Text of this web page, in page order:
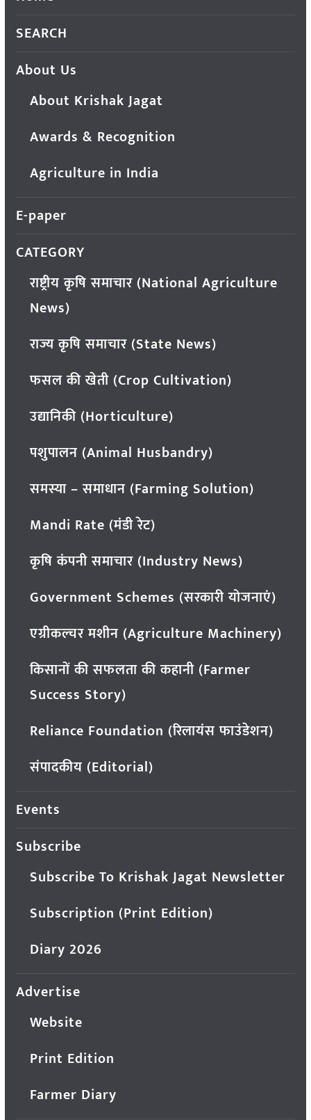
SEARCH
About Us
About Krishak Jagat
Awards & Recognition
Agriculture in India
E-paper
CATEGORY
राष्ट्रीय कृषि समाचार (National Agriculture
News)
राज्य कृषि समाचार (State News)
फसल की खेती (Crop Cultivation)
उद्यानिकी (Horticulture)
पशुपालन (Animal Husbandry)
समस्या – समाधान (Farming Solution)
Mandi Rate (मंडी रेट)
कृषि कंपनी समाचार (Industry News)
Government Schemes (सरकारी योजनाएं)
एग्रीकल्चर मशीन (Agriculture Machinery)
किसानों की सफलता की कहानी (Farmer
Success Story)
Reliance Foundation (रिलायंस फाउंडेशन)
संपादकीय (Editorial)
Events
Subscribe
Subscribe To Krishak Jagat Newsletter
Subscription (Print Edition)
Diary 2026
Advertise
Website
Print Edition
Farmer Diary